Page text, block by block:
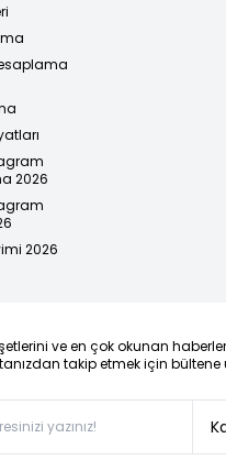
2026
2026
ve en çok okunan
takip etmek için bültene